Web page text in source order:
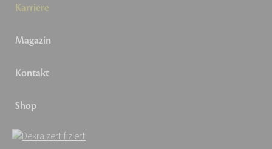
Karriere
Magazin
Kontakt
Shop